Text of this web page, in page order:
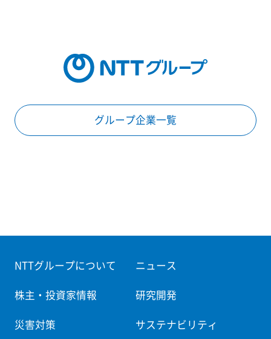
グループ企業一覧
NTTグループについて ニュース
株主・投資家情報 研究開発
災害対策 サステナビリティ